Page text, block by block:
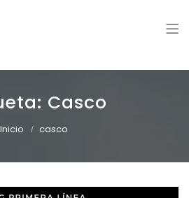
Casco
Inicio casco